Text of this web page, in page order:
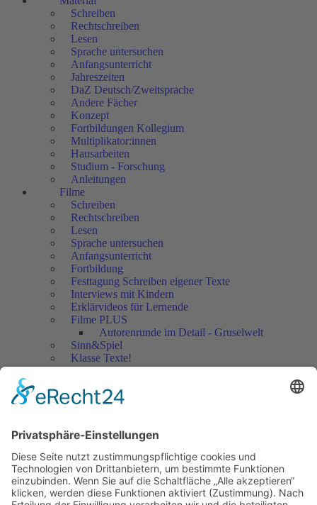
Schreiben
Rechtschreiben
Lesen
Sprache untersuchen
Anfangsunterricht
Jahreszeiten
DaZ Deutsch/Zweitsprache
Andere Fächer
Konzept
Fortbildungen Kollegium
Multiplikator:innen
Hausarbeiten
Studium - Forschung
Anleitungen
Filme
Schreiben
Rechtschreiben
Lesen
Sprache untersuchen
Anfangsunterricht
Fortbildung
Festtagung Schreiben eigener Texte
Interviews mit Kindern
Erklärvideos für Lernende
Filme PLUS
Autorenrunde im Detail - Gruselwelt
Sinn&Spiel
Klasse Texte!
Filmausschnitte Grundschule
Jedes Kind wertschätzen!
Artikel
Artikel 2018
Artikel 2017
Artikel 2016
Artikel 2015